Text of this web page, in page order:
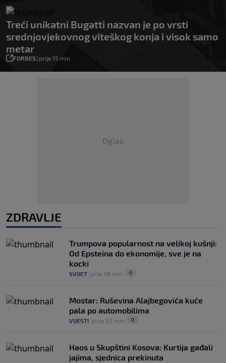
Treći unikatni Bugatti nazvan je po vrsti
srednjovjekovnog viteškog konja i visok samo
metar
FORBES| prije 15 min.
Oglas
ZDRAVLJE
Trumpova popularnost na velikoj kušnji:
Od Epsteina do ekonomije, sve je na
kocki
SVIJET prije 58 min 0
Mostar: Ruševina Alajbegovića kuće
pala po automobilima
VIJESTI prije 32 min 0
Haos u Skupštini Kosova: Kurtija gađali
jajima, sjednica prekinuta